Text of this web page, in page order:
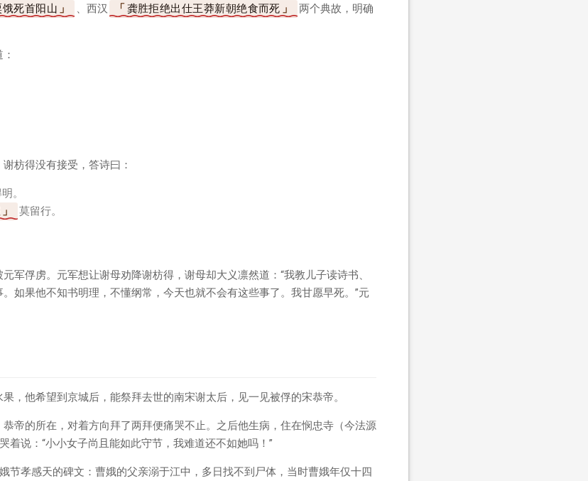
死首阳山 、西汉 龚胜拒绝出仕王莽新朝绝食而死
两个典故，明确
枋得没有接受，答诗曰：
。
莫留行。
军俘虏。元军想让谢母劝降谢枋得，谢母却大义凛然道：“我教儿子读诗书、
如果他不知书明理，不懂纲常，今天也就不会有这些事了。我甘愿早死。”元
，他希望到京城后，能祭拜去世的南宋谢太后，见一见被俘的宋恭帝。
帝的所在，对着方向拜了两拜便痛哭不止。之后他生病，住在悯忠寺（今法源
着说：“小小女子尚且能如此守节，我难道还不如她吗！”
节孝感天的碑文：曹娥的父亲溺于江中，多日找不到尸体，当时曹娥年仅十四